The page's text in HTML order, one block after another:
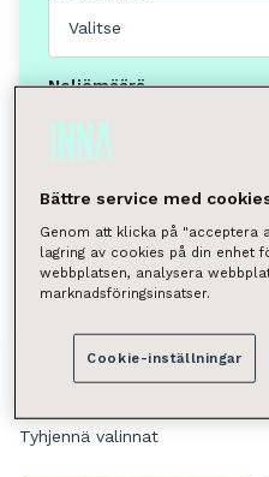
Valitse
Neliömäärä
Valitse
postinumeron perusteella.
Kuopio, Keskusta
Tyhjennä valinnat
Bättre service med
Genom att klicka på
lagring av cookies på din enhet
webbplatsen, analysera
marknadsföringsinsatser.
Cookie-inställningar